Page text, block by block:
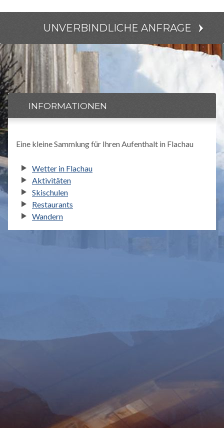
UNVERBINDLICHE ANFRAGE
INFORMATIONEN
Eine kleine Sammlung für Ihren Aufenthalt in Flachau
Wetter in Flachau
Aktivitäten
Skischulen
Restaurants
Wandern